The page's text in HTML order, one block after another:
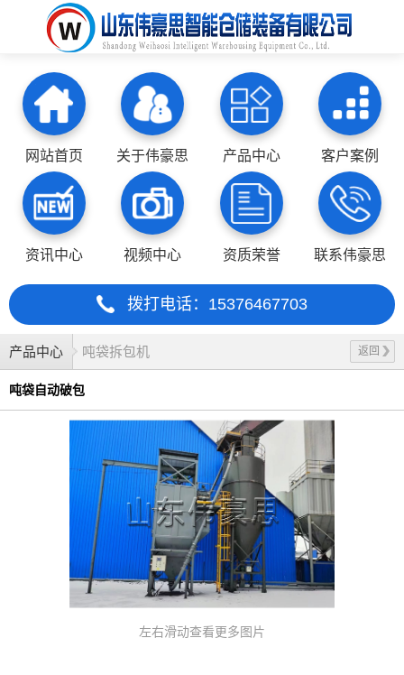
网站首页 关于伟豪思 产品中心 客户案例
资讯中心 视频中心 资质荣誉 联系伟豪思
拨打电话：15376467703
产品中心 返回
吨袋拆包机
吨袋自动破包
左右滑动查看更多图片